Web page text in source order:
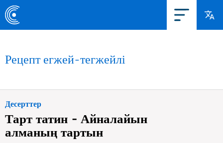
Рецепт егжей-тегжейлі
Десерттер
Тарт татин - Айналайын
алманың тартын